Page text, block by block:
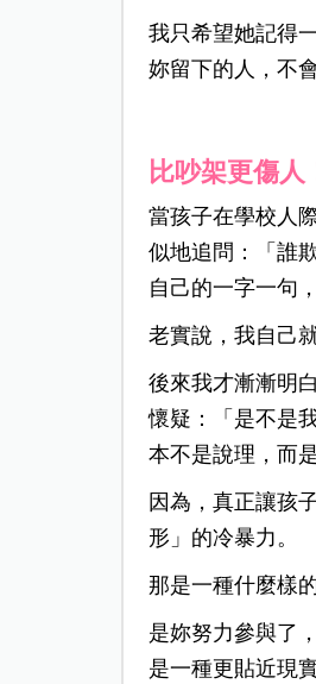
我只希望她記得
妳留下的人，不
比吵架更傷
當孩子在學校人
似地追問：「誰
自己的一字一句
老實說，我自己
後來我才漸漸明
懷疑：「是不是
本不是說理，而
因為，真正讓孩
形」的冷暴力。
那是一種什麼樣
是妳努力參與了
是一種更貼近現